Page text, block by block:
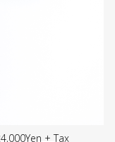
+ Tax